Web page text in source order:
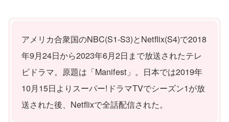
アメリカ合衆国のNBC(S1-S3)とNetflix(S4)で2018
年9月24日から2023年6月2日まで放送されたテレ
ビドラマ。原題は「Manifest」。日本では2019年
10月15日よりスーパー!ドラマTVでシーズン1が放
送された後、Netflixで全話配信された。